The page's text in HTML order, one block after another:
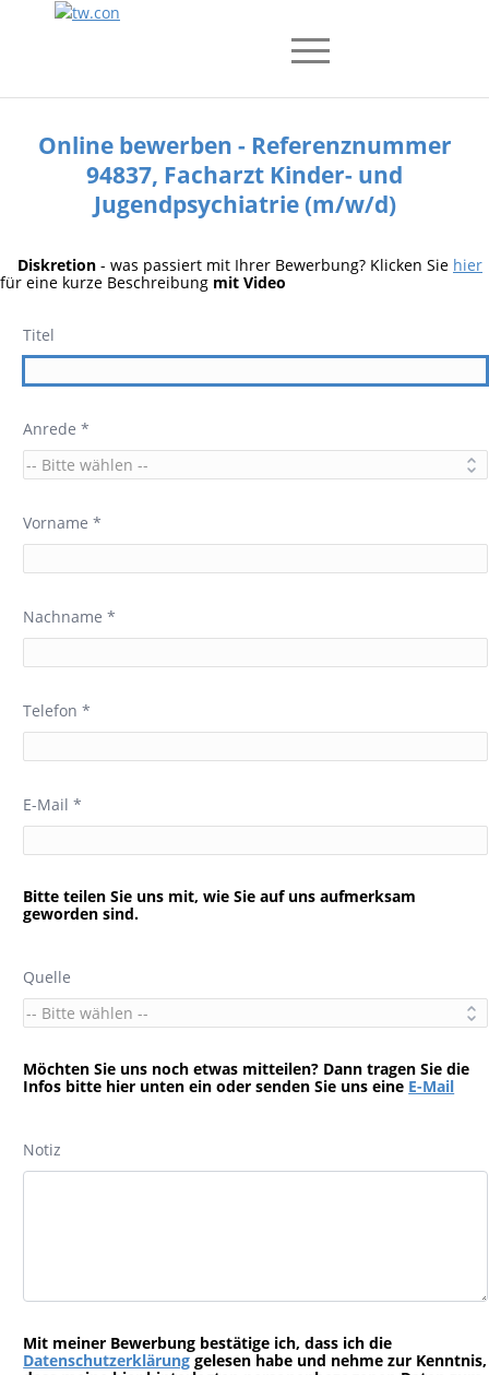
Online bewerben - Referenznummer
94837, Facharzt Kinder- und
Jugendpsychiatrie (m/w/d)
Diskretion - was passiert mit Ihrer Bewerbung? Klicken Sie hier
für eine kurze Beschreibung mit Video
Titel
Anrede *
Vorname *
Nachname *
Telefon *
E-Mail *
Bitte teilen Sie uns mit, wie Sie auf uns aufmerksam
geworden sind.
Quelle
Möchten Sie uns noch etwas mitteilen? Dann tragen Sie die
Infos bitte hier unten ein oder senden Sie uns eine E-Mail
Notiz
Mit meiner Bewerbung bestätige ich, dass ich die
Datenschutzerklärung gelesen habe und nehme zur Kenntnis,